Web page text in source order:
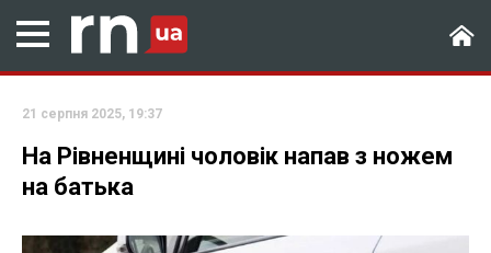
21 серпня 2025, 19:37
На Рівненщині чоловік напав з ножем
на батька